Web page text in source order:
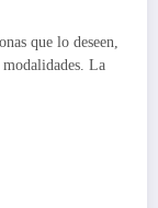
que lo deseen,
modalidades. La